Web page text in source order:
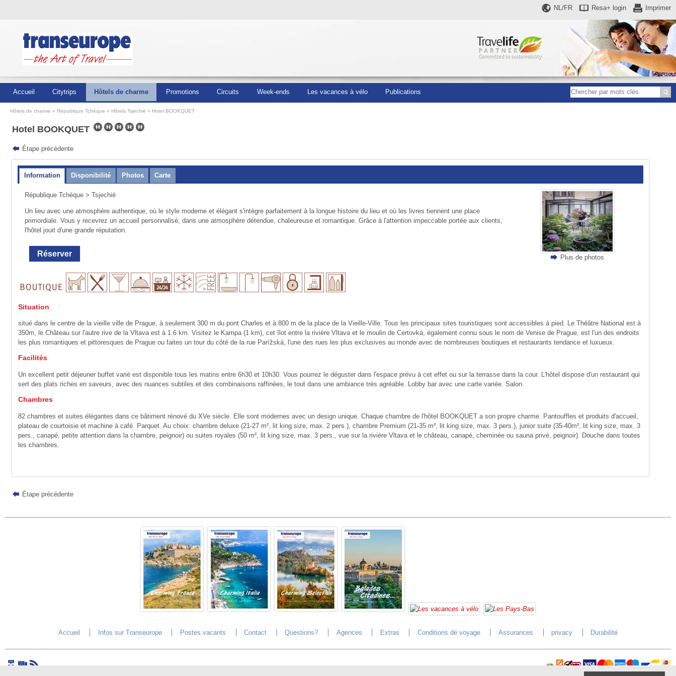
Imprimer
Resa+ login
NL/FR
Accueil Citytrips Hôtels de charme Promotions Circuits Week-ends Les vacances à vélo Publications
Hôtels de charme République Tchèque Hôtels Tsjechië Hotel BOOKQUET
Hotel BOOKQUET
Étape précédente
Information Disponibilité Photos Carte
République Tchèque >Tsjechië
Un lieu avec une atmosphère authentique, où le style moderne et élégant s'intègre parfaitement à la longue histoire du lieu et où les livres tiennent une place
primordiale. Vous y recevrez un accueil personnalisé, dans une atmosphère détendue, chaleureuse et romantique. Grâce à l'attention impeccable portée aux clients,
l'hôtel jouit d'une grande réputation.
Réserver Plus de photos
Situation
situé dans le centre de la vieille ville de Prague, à seulement 300 m du pont Charles et à 800 m de la place de la Vieille-Ville. Tous les principaux sites touristiques sont accessibles à pied. Le Théâtre National est à
350m, le Château sur l'autre rive de la Vltava est à 1.6 km. Visitez le Kampa (1 km), cet îlot entre la rivière Vltava et le moulin de Certovka, également connu sous le nom de Venise de Prague, est l'un des endroits
les plus romantiques et pittoresques de Prague ou faites un tour du côté de la rue Parížská, l'une des rues les plus exclusives au monde avec de nombreuses boutiques et restaurants tendance et luxueux.
Facilités
Un excellent petit déjeuner buffet varié est disponible tous les matins entre 6h30 et 10h30. Vous pourrez le déguster dans l'espace prévu à cet effet ou sur la terrasse dans la cour. L'hôtel dispose d'un restaurant qui
sert des plats riches en saveurs, avec des nuances subtiles et des combinaisons raffinées, le tout dans une ambiance très agréable. Lobby bar avec une carte variée. Salon.
Chambres
82 chambres et suites élégantes dans ce bâtiment rénové du XVe siècle. Elle sont modernes avec un design unique. Chaque chambre de l'hôtel BOOKQUET a son propre charme. Pantouffles et produits d'accueil,
plateau de courtoisie et machine à café. Parquet. Au choix: chambre deluxe (21-27 m², lit king size, max. 2 pers.), chambre Premium (21-35 m², lit king size, max. 3 pers.), junior suite (35-40m², lit king size, max. 3
pers., canapé, petite attention dans la chambre, peignoir) ou suites royales (50 m², lit king size, max. 3 pers., vue sur la rivière Vltava et le château, canapé, cheminée ou sauna privé, peignoir). Douche dans toutes
les chambres.
Étape précédente
Accueil Infos sur Transeurope Postes vacants Contact Questions? Agences Extras Conditions de voyage Assurances privacy Durabilité